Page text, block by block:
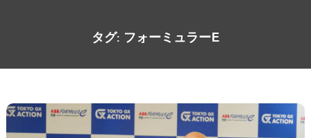
タグ: フォーミュラーE